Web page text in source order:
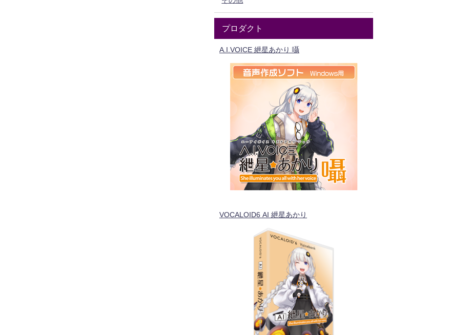
プロダクト
A.I.VOICE 紲星あかり 囁
VOCALOID6 AI 紲星あかり